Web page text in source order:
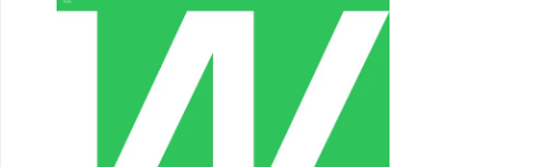
Александр